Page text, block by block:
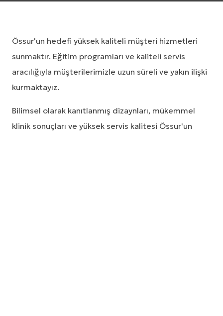
Össur'un hedefi yüksek kaliteli müşteri hizmetleri
sunmaktır. Eğitim programları ve kaliteli servis
aracılığıyla müşterilerimizle uzun süreli ve yakın ilişki
kurmaktayız.
Bilimsel olarak kanıtlanmış dizaynları, mükemmel
klinik sonuçları ve yüksek servis kalitesi Össur'un